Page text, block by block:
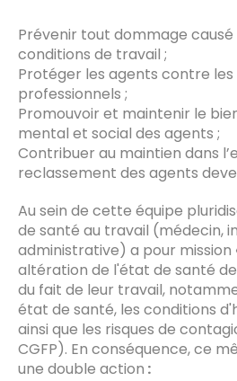
Prévenir tout dommage
conditions de travail ;
Protéger les agents contre les
professionnels ;
Promouvoir et maintenir le
mental et social des agents ;
Contribuer au maintien dans
reclassement des agents
Au sein de cette équipe
de santé au travail (médecin,
administrative) a pour mission
altération de l'état de santé
du fait de leur travail,
état de santé, les conditions
ainsi que les risques de
CGFP). En conséquence, ce
une double action :